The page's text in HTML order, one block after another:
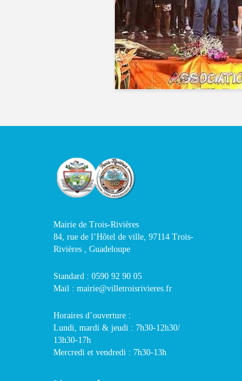
Mairie de Trois-Rivières
84, rue de l’Hôtel de ville, 97114 Trois-
Rivières , Guadeloupe
Standard : 0590 92 90 05
Mail : mairie@villetroisrivieres.fr
Horaires d’ouverture :
Lundi, mardi & jeudi : 7h30-12h30/
13h30-17h
Mercredi et vendredi : 7h30-13h